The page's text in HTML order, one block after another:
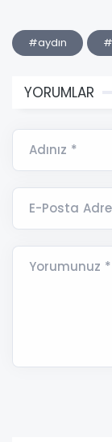
#aydın
YORUMLAR
Adınız *
E-Posta
Yorumunuz *